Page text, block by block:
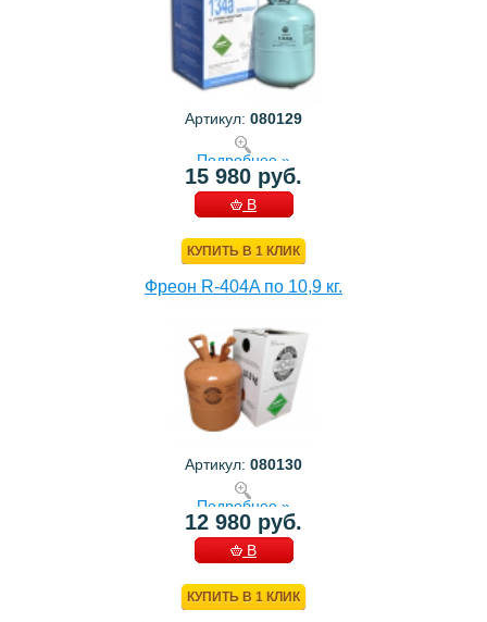
Артикул: 080129
Подробнее »
15 980 руб.
В
КУПИТЬ В 1 КЛИК
Фреон R-404A по 10,9 кг.
Артикул: 080130
Подробнее »
12 980 руб.
В
КУПИТЬ В 1 КЛИК